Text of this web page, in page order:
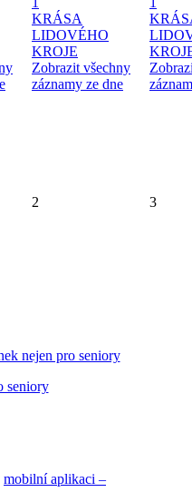
KRÁSA
LIDOVÉHO
KROJE
Zobrazit všechny
záznamy ze dne
2 3
nejen pro seniory
mobilní aplikaci –